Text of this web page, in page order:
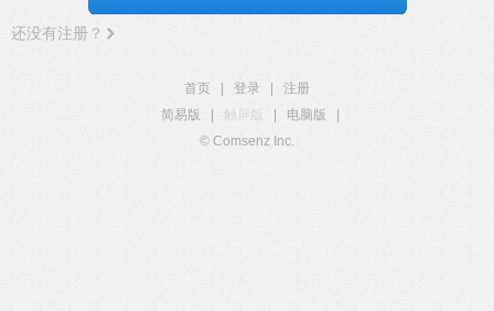
还没有注册？
首页 登录
注册
简易版
触屏版 电脑版
© Comsenz Inc.